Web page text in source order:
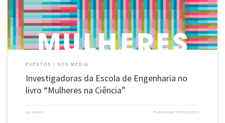
EVENTOS NOS MEDIA
Investigadoras da Escola de Engenharia no
livro “Mulheres na Ciência”
by admin Published09/03/2025